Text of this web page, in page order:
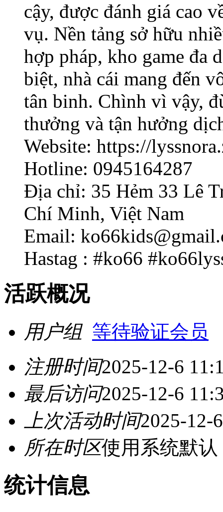
cậy, được đánh giá cao
vụ. Nền tảng sở hữu
hợp pháp, kho game đa
biệt, nhà cái mang đến
tân binh. Chình vì vậy,
thưởng và tận hưởng
Website: https://
Hotline: 0945164287
Địa chỉ: 35 Hẻm 33 Lê
Chí Minh, Việt Nam
Email:
Hastag : #ko66
活跃概况
用户组 等待验证会员
注册时间2025-12-6
最后访问2025-12-6
上次活动时间2025-12-
所在时区使用系统默认
统计信息